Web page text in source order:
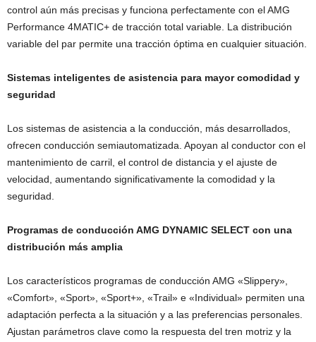
control aún más precisas y funciona perfectamente con el AMG
Performance 4MATIC+ de tracción total variable. La distribución
variable del par permite una tracción óptima en cualquier situación.
Sistemas inteligentes de asistencia para mayor comodidad y
seguridad
Los sistemas de asistencia a la conducción, más desarrollados,
ofrecen conducción semiautomatizada. Apoyan al conductor con el
mantenimiento de carril, el control de distancia y el ajuste de
velocidad, aumentando significativamente la comodidad y la
seguridad.
Programas de conducción AMG DYNAMIC SELECT con una
distribución más amplia
Los característicos programas de conducción AMG «Slippery»,
«Comfort», «Sport», «Sport+», «Trail» e «Individual» permiten una
adaptación perfecta a la situación y a las preferencias personales.
Ajustan parámetros clave como la respuesta del tren motriz y la